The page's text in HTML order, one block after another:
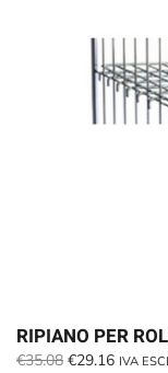
RIPIANO PER
€35.08 Il
€29.16IlIVA